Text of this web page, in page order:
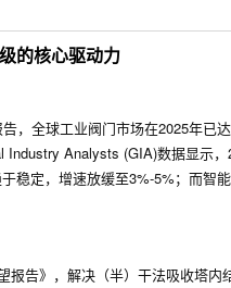
的核心驱动力
，全球工业阀门市场在2025年已
Analysts (GIA)数据显示
稳定，增速放缓至3%-5%；而
报告》，解决（半）干法吸收塔